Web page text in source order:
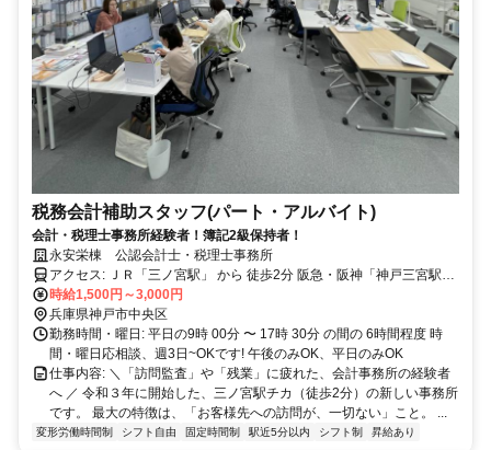
税務会計補助スタッフ(パート・アルバイト)
会計・税理士事務所経験者！簿記2級保持者！
永安栄棟 公認会計士・税理士事務所
アクセス: ＪＲ「三ノ宮駅」 から 徒歩2分 阪急・阪神「神戸三宮駅」
から 徒歩2分
時給1,500円～3,000円
兵庫県神戸市中央区
勤務時間・曜日: 平日の9時 00分 〜 17時 30分 の間の 6時間程度 時
間・曜日応相談、週3日~OKです! 午後のみOK、平日のみOK
仕事内容: ＼「訪問監査」や「残業」に疲れた、会計事務所の経験者
へ ／ 令和３年に開始した、三ノ宮駅チカ（徒歩2分）の新しい事務所
です。 最大の特徴は、「お客様先への訪問が、一切ない」こと。 ...
変形労働時間制 シフト自由 固定時間制 駅近5分以内 シフト制 昇給あり